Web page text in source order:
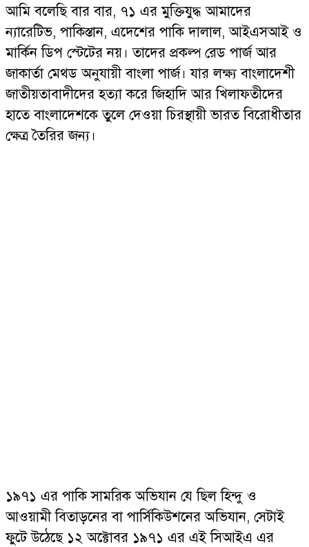
আমি বলেছি বার বার, ৭১ এর মুক্তিযুদ্ধ আমাদের
ন্যারেটিভ, পাকিস্তান, এদেশের পাকি দালাল, আইএসআই ও
মার্কিন ডিপ স্টেটের নয়। তাদের প্রকল্প রেড পার্জ আর
জাকার্তা মেথড অনুযায়ী বাংলা পার্জ। যার লক্ষ্য বাংলাদেশী
জাতীয়তাবাদীদের হত্যা করে জিহাদি আর খিলাফতীদের
হাতে বাংলাদেশকে তুলে দেওয়া চিরস্থায়ী ভারত বিরোধীতার
ক্ষেত্র তৈরির জন্য।
১৯৭১ এর পাকি সামরিক অভিযান যে ছিল হিন্দু ও
আওয়ামী বিতাড়নের বা পার্সিকিউশনের অভিযান, সেটাই
ফুটে উঠেছে ১২ অক্টোবর ১৯৭১ এর এই সিআইএ এর